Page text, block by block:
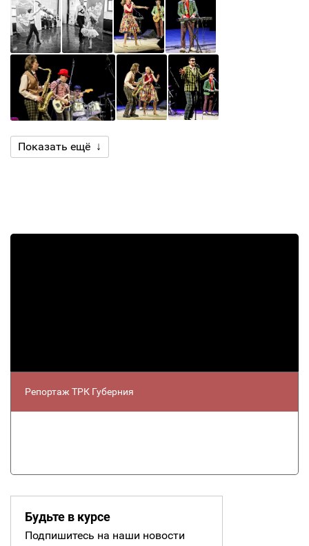
Показать ещё ↓
Репортаж ТРК Губерния
Будьте в курсе
Подпишитесь на наши новости